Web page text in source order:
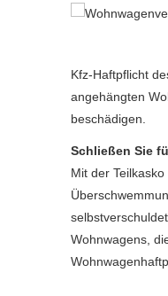
Kfz-Haft­pflicht
angehängten
beschädigen.
Schließen Sie
Mit der
Wohnwagens,